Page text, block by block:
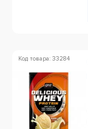
Код товара: 33284